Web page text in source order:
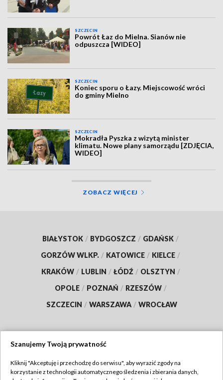
SZCZECIN
Powrót Łaz do Mielna. Sianów nie
odpuszcza [WIDEO]
SZCZECIN
Koniec sporu o Łazy. Miejscowość wróci
do gminy Mielno
SZCZECIN
Mokradła Pyszka z wizytą minister
klimatu. Nowe plany samorządu [ZDJĘCIA,
WIDEO]
ZOBACZ WIĘCEJ
BIAŁYSTOK / BYDGOSZCZ / GDAŃSK /
GORZÓW WLKP. / KATOWICE / KIELCE /
KRAKÓW / LUBLIN / ŁÓDŹ / OLSZTYN /
OPOLE / POZNAŃ / RZESZÓW /
SZCZECIN / WARSZAWA / WROCŁAW
TVP
Szanujemy Twoją prywatność
Kliknij "Akceptuję i przechodzę do serwisu", aby wyrazić zgody na
korzystanie z technologii automatycznego śledzenia i zbierania danych,